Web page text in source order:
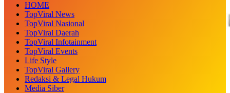
HOME
TopViral News
TopViral Nasional
TopViral Daerah
TopViral Infotainment
TopViral Events
Life Style
TopViral Gallery
Redaksi & Legal Hukum
Media Siber